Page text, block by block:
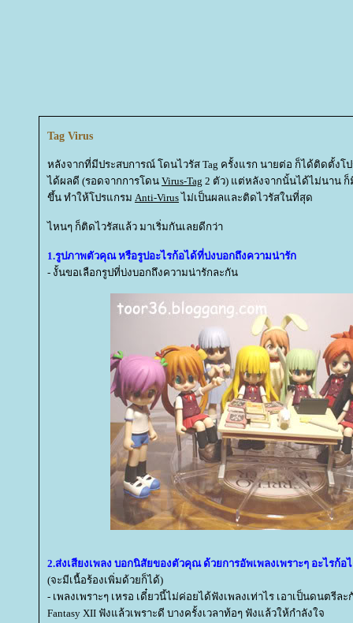
Tag Virus
หลังจากที่มีประสบการณ์ โดนไวรัส Tag ครั้งแรก นายต่อ ก็ได้ติดตั้งโ
ได้ผลดี (รอดจากการโดน Virus-Tag 2 ตัว) แต่หลังจากนั้นได้ไม่นาน
ขึ้น ทำให้โปรแกรม Anti-Virus ไม่เป็นผลและติดไวรัสในที่สุด
ไหนๆ ก็ติดไวรัสแล้ว มาเริ่มกันเลยดีกว่า
1.รูปภาพตัวคุณ หรือรูปอะไรก้อได้ที่บ่งบอกถึงความน่ารัก
- งั้นขอเลือกรูปที่บ่งบอกถึงความน่ารักละกัน
2.ส่งเสียงเพลง บอกนิสัยของตัวคุณ ด้วยการอัพเพลงเพราะๆ อะไรก้
(จะมีเนื้อร้องเพิ่มด้วยก็ได้)
- เพลงเพราะๆ เหรอ เดี๋ยวนี้ไม่ค่อยได้ฟังเพลงเท่าไร เอาเป็นดนตรีล
Fantasy XII ฟังแล้วเพราะดี บางครั้งเวลาท้อๆ ฟังแล้วให้กำลังใจ